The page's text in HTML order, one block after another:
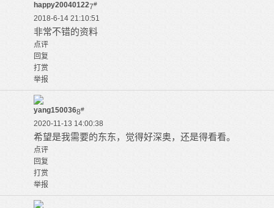
happy200401227#
2018-6-14 21:10:51
非常不错的资料
点评
回复
打赏
举报
yang1500368#
2020-11-13 14:00:38
希望是我需要的东东，觉得好深奥，还是得看看。
点评
回复
打赏
举报